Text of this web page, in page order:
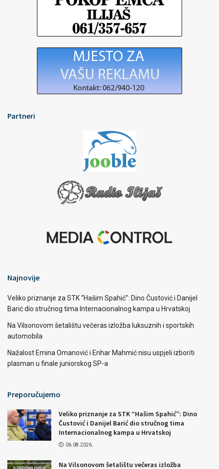
Partneri
Najnovije
Veliko priznanje za STK “Hašim Spahić”: Dino Čustović i Danijel
Barić dio stručnog tima Internacionalnog kampa u Hrvatskoj
Na Vilsonovom šetalištu večeras izložba luksuznih i sportskih
automobila
Nažalost Emina Omanović i Enhar Mahmić nisu uspjeli izboriti
plasman u finale juniorskog SP-a
Preporučujemo
Veliko priznanje za STK “Hašim Spahić”: Dino
Čustović i Danijel Barić dio stručnog tima
Internacionalnog kampa u Hrvatskoj
06.08.2026.
Na Vilsonovom šetalištu večeras izložba